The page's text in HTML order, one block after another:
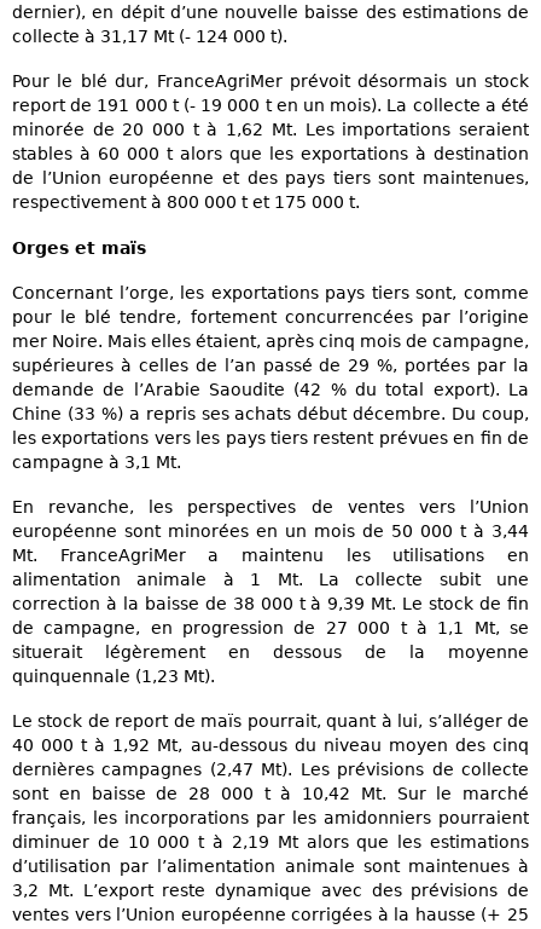
dernier), en dépit d’une nouvelle baisse des estimations de
collecte à 31,17 Mt (- 124 000 t).
Pour le blé dur, FranceAgriMer prévoit désormais un stock
report de 191 000 t (- 19 000 t en un mois). La collecte a été
minorée de 20 000 t à 1,62 Mt. Les importations seraient
stables à 60 000 t alors que les exportations à destination
de l’Union européenne et des pays tiers sont maintenues,
respectivement à 800 000 t et 175 000 t.
Orges et maïs
Concernant l’orge, les exportations pays tiers sont, comme
pour le blé tendre, fortement concurrencées par l’origine
mer Noire. Mais elles étaient, après cinq mois de campagne,
supérieures à celles de l’an passé de 29 %, portées par la
demande de l’Arabie Saoudite (42 % du total export). La
Chine (33 %) a repris ses achats début décembre. Du coup,
les exportations vers les pays tiers restent prévues en fin de
campagne à 3,1 Mt.
En revanche, les perspectives de ventes vers l’Union
européenne sont minorées en un mois de 50 000 t à 3,44
Mt. FranceAgriMer a maintenu les utilisations en
alimentation animale à 1 Mt. La collecte subit une
correction à la baisse de 38 000 t à 9,39 Mt. Le stock de fin
de campagne, en progression de 27 000 t à 1,1 Mt, se
situerait légèrement en dessous de la moyenne
quinquennale (1,23 Mt).
Le stock de report de maïs pourrait, quant à lui, s’alléger de
40 000 t à 1,92 Mt, au-dessous du niveau moyen des cinq
dernières campagnes (2,47 Mt). Les prévisions de collecte
sont en baisse de 28 000 t à 10,42 Mt. Sur le marché
français, les incorporations par les amidonniers pourraient
diminuer de 10 000 t à 2,19 Mt alors que les estimations
d’utilisation par l’alimentation animale sont maintenues à
3,2 Mt. L’export reste dynamique avec des prévisions de
ventes vers l’Union européenne corrigées à la hausse (+ 25